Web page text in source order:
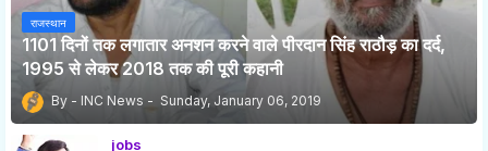
राजस्थान
1101 दिनों तक लगातार अनशन करने वाले पीरदान सिंह राठौड़ का दर्द,
1995 से लेकर 2018 तक की पूरी कहानी
INC News Sunday, January 06, 2019
jobs